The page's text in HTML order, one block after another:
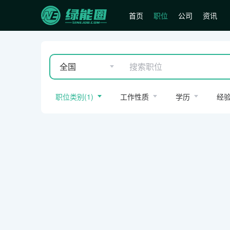
首页 职位 公司 资讯
全国
职位类别(1) 工作性质 学历 经